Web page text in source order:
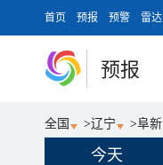
首页 预报 预警 雷达
预报
全国 >辽宁 >阜新
今天